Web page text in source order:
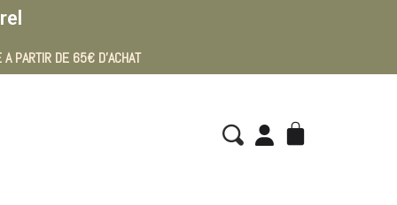
A PARTIR DE 65€ D'ACHAT